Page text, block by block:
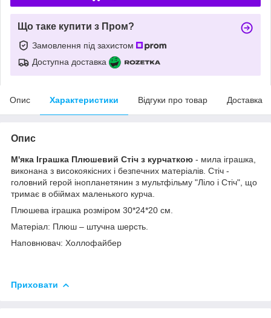
Що таке купити з Пром?
Замовлення під захистом
Доступна доставка
Опис Характеристики Відгуки про товар Доставка
Опис
М'яка Іграшка Плюшевий Стіч з курчаткою - мила іграшка,
виконана з високоякісних і безпечних матеріалів. Стіч -
головний герой інопланетянин з мультфільму "Ліло і Стіч", що
тримає в обіймах маленького курча.
Плюшева іграшка розміром 30*24*20 см.
Матеріал: Плюш – штучна шерсть.
Наповнювач: Холлофайбер
Приховати